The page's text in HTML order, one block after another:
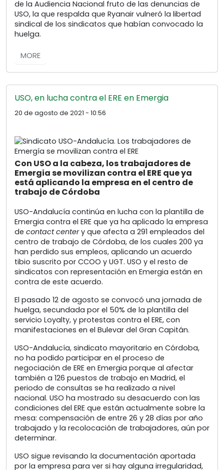
de la Audiencia Nacional fruto de las denuncias de
USO, la que respalda que Ryanair vulneró la libertad
sindical de los sindicatos que habían convocado la
huelga.
MORE
USO, en lucha contra el ERE en Emergia
20 de agosto de 2021 - 10:56
Con USO a la cabeza, los trabajadores de
Emergia se movilizan contra el ERE que ya
está aplicando la empresa en el centro de
trabajo de Córdoba
USO-Andalucía continúa en lucha con la plantilla de
Emergia contra el ERE que ya ha aplicado la empresa
de contact centery que afecta a 291 empleados del
centro de trabajo de Córdoba, de los cuales 200 ya
han perdido sus empleos, aplicando un acuerdo
tibio suscrito por CCOO y UGT. USO y el resto de
sindicatos con representación en Emergia están en
contra de este acuerdo.
El pasado 12 de agosto se convocó una jornada de
huelga, secundada por el 50% de la plantilla del
servicio Loyalty, y protestas contra el ERE, con
manifestaciones en el Bulevar del Gran Capitán.
USO-Andalucía, sindicato mayoritario en Córdoba,
no ha podido participar en el proceso de
negociación de ERE en Emergia porque al afectar
también a 126 puestos de trabajo en Madrid, el
periodo de consultas se ha realizado a nivel
nacional. USO ha mostrado su desacuerdo con las
condiciones del ERE que están actualmente sobre la
mesa: compensación de entre 26 y 28 días por año
trabajado y la recolocación de trabajadores, aún por
determinar.
USO sigue revisando la documentación aportada
por la empresa para ver si hay alguna irregularidad,